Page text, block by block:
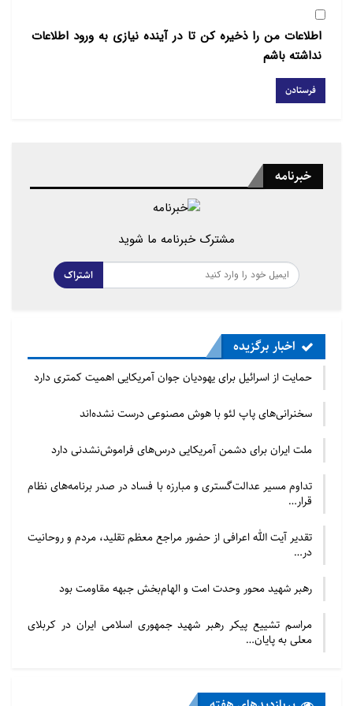
تاریخچه زمان (A brief story of time) است.
ادعای هاوکینگ در باره فلسفه
و خدا
«طرح بزرگ» آمده و موجب شهرت او شده و در مغرب
زمین، تبلیغات زیادی در مورد این دو جمله انجام گرفته؛
یکی از آن‌ها «مرگ فلسفه» است. هاوکینگ معتقد است
که فلسفه نتوانسته است هم‌پای پیشرفت‌های نوین در
علم، به‌ویژه فیزیک حرکت کند. از این‌رو، فلسفه مرده
است و کارایی ندارد. جمله دیگر او درباره خداست که
(مهبانگ، انفجاز بزرگ) وجود خدا را از ضرورت انداخته و
نیازی نیست که خدا وجود داشته باشد. او صریحاً اعلام
می‌کند که خدا وجود ندارد و «انفجار بزرگ» به‌تنهایی برای
توضیح و تبیین جهان کافی است.
در مغرب‌زمین کتاب‌هایی در پاسخ به هاوکینگ نوشته شده
است. جان‌لینوکس، ریاضیدان معروف، کتابی به‌نام
«هاوکینگ در محضر خدا» نوشته است. برخی از
فیلسوفان و دانشمندان فیزیک، شیمی، زیست‌شناسی و
برخی از برندگان جایزه نوبل به ایشان جواب داده و کتاب
نوشته‌اند. در ایران تنها چند کتاب در نقد هاوکینگ داریم.
یکی از آن‌ها، «طراحی شکوهمند خدا» می‌باشد که کتاب
ضعیفی است. کتاب دیگری توسط آقای دکتر مهدی گلشنی
تحت عنوان «چالش‌ها و تبیین‌های خداباوری و دانشمندان
معاصر غربی» نوشته شده است که بخشی از آن به‌نقد
نقد هاوکینگ انجام شده است که البته بر پایه کلام و
اطلاعات من را ذخیره کن تا در آینده نیازی به ورود اطلاعات
نداشته باشم
خبرنامه
مشترک خبرنامه ما شوید
اشتراک
اخبار برگزیده
حمایت از اسرائیل برای یهودیان جوان آمریکایی اهمیت کمتری دارد
سخنرانی‌های پاپ لئو با هوش مصنوعی درست نشده‌اند
ملت ایران برای دشمن آمریکایی درس‌های فراموش‌نشدنی دارد
تداوم مسیر عدالت‌گستری و مبارزه با فساد در صدر برنامه‌های نظام
قرار…
تقدیر آیت الله اعرافی از حضور مراجع معظم تقلید، مردم و روحانیت
در…
رهبر شهید محور وحدت امت و الهام‌بخش جبهه مقاومت بود
مراسم تشییع پیکر رهبر شهید جمهوری اسلامی ایران در کربلای
معلی به پایان…